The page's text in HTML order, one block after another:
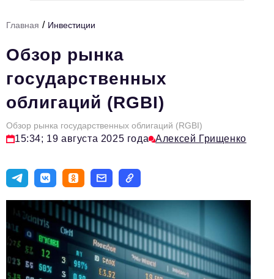
HR
Персона номера
Юридический практикум
Стиль жизни
Импортозамещение
Эксперты
Авторские материалы
Видео
Главная / Инвестиции
Обзор рынка
государственных
облигаций (RGBI)
Обзор рынка государственных облигаций (RGBI)
15:34; 19 августа 2025 года Алексей Грищенко